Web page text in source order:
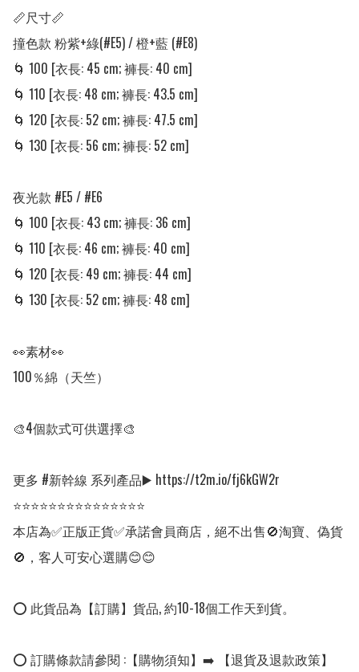
📏尺寸📏
撞色款 粉紫+綠(#E5) / 橙+藍 (#E8)
🌀 100 [衣長: 45 cm; 褲長: 40 cm]
🌀 110 [衣長: 48 cm; 褲長: 43.5 cm]
🌀 120 [衣長: 52 cm; 褲長: 47.5 cm]
🌀 130 [衣長: 56 cm; 褲長: 52 cm]
夜光款 #E5 / #E6
🌀 100 [衣長: 43 cm; 褲長: 36 cm]
🌀 110 [衣長: 46 cm; 褲長: 40 cm]
🌀 120 [衣長: 49 cm; 褲長: 44 cm]
🌀 130 [衣長: 52 cm; 褲長: 48 cm]
👀素材👀
100％綿（天竺）
🎨4個款式可供選擇🎨
更多 #新幹線 系列產品▶️ https://t2m.io/fj6kGW2r
⭐⭐⭐⭐⭐⭐⭐⭐⭐⭐⭐⭐⭐⭐⭐
本店為✅正版正貨✅承諾會員商店，絕不出售🚫淘寶、偽貨
🚫，客人可安心選購😊😊
⭕ 此貨品為【訂購】貨品, 約10-18個工作天到貨。
⭕ 訂購條款請參閱 :【購物須知】➡️ 【退貨及退款政策】